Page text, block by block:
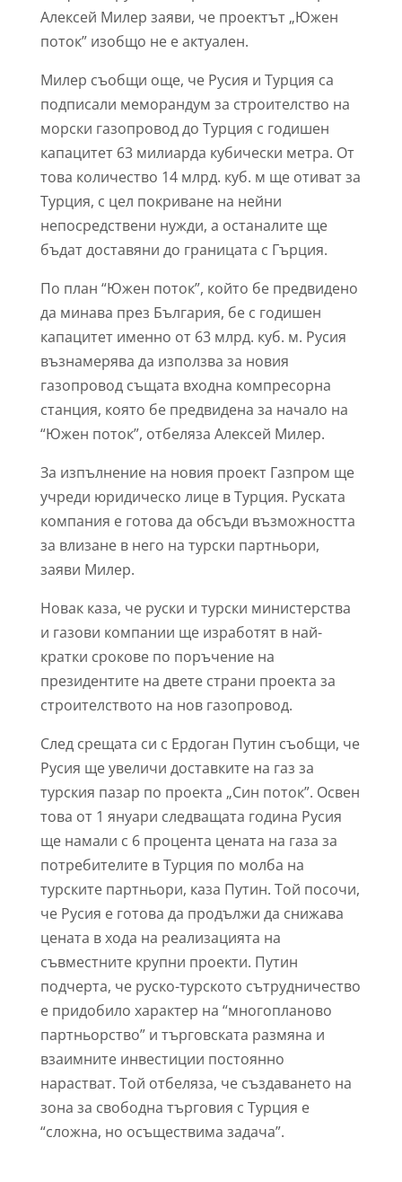
Алексей Милер заяви, че проектът „Южен
поток” изобщо не е актуален.
Милер съобщи още, че Русия и Турция са
подписали меморандум за строителство на
морски газопровод до Турция с годишен
капацитет 63 милиарда кубически метра. От
това количество 14 млрд. куб. м ще отиват за
Турция, с цел покриване на нейни
непосредствени нужди, а останалите ще
бъдат доставяни до границата с Гърция.
По план “Южен поток”, който бе предвидено
да минава през България, бе с годишен
капацитет именно от 63 млрд. куб. м. Русия
възнамерява да използва за новия
газопровод същата входна компресорна
станция, която бе предвидена за начало на
“Южен поток”, отбеляза Алексей Милер.
За изпълнение на новия проект Газпром ще
учреди юридическо лице в Турция. Руската
компания е готова да обсъди възможността
за влизане в него на турски партньори,
заяви Милер.
Новак каза, че руски и турски министерства
и газови компании ще изработят в най-
кратки срокове по поръчение на
президентите на двете страни проекта за
строителството на нов газопровод.
След срещата си с Ердоган Путин съобщи, че
Русия ще увеличи доставките на газ за
турския пазар по проекта „Син поток”. Освен
това от 1 януари следващата година Русия
ще намали с 6 процента цената на газа за
потребителите в Турция по молба на
турските партньори, каза Путин. Той посочи,
че Русия е готова да продължи да снижава
цената в хода на реализацията на
съвместните крупни проекти. Путин
подчерта, че руско-турското сътрудничество
е придобило характер на “многопланово
партньорство” и търговската размяна и
взаимните инвестиции постоянно
нарастват. Той отбеляза, че създаването на
зона за свободна търговия с Турция е
“сложна, но осъществима задача”.